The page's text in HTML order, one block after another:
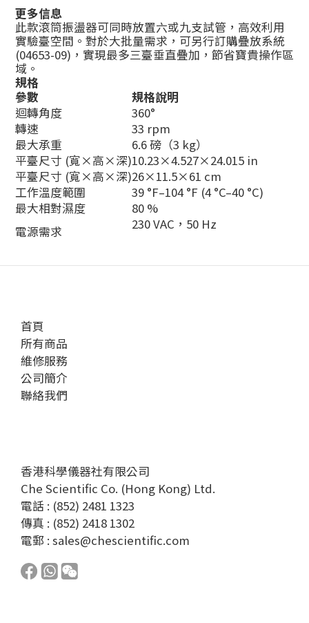
更多信息
此款滾筒振盪器可同時放置六或九支試管，高效利用
實驗臺空間。對於大批量需求，可另行訂購疊放系統
(04653-09)，實現最多三臺垂直疊加，節省寶貴操作區
域。
規格
參數
規格說明
迴轉角度
360°
轉速
33 rpm
最大承重
6.6 磅（3 kg）
平臺尺寸 (寬×高×深)10.23×4.527×24.015 in
平臺尺寸 (寬×高×深)26×11.5×61 cm
工作溫度範圍
39 °F–104 °F (4 °C–40 °C)
最大相對濕度
80 %
電源需求
230 VAC，50 Hz
首頁
所有商品
維修服務
公司簡介
聯絡我們
香港科學儀器社有限公司
Che Scientific Co. (Hong Kong) Ltd.
電話 : (852) 2481 1323
傳真 : (852) 2418 1302
電郵 : sales@chescientific.com